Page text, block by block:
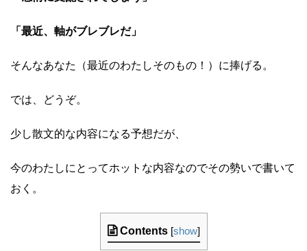
「最近、軸がブレブレだ」
そんなあなた（最近のわたしそのもの！）に捧げる。
では、どうぞ。
少し散文的な内容になる予想だが、
今のわたしにとってホットな内容なのでその勢いで書いて
おく。
Contents [show]